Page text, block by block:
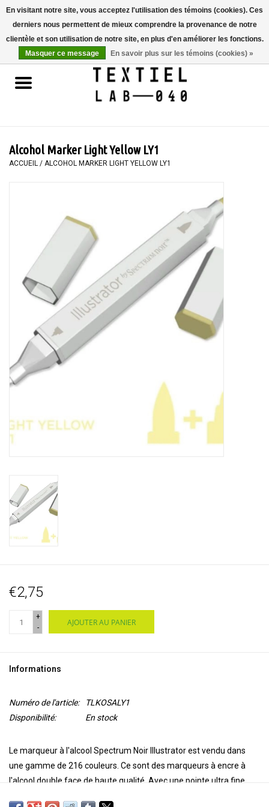
Accueil
LIVRES
PEINTURE
WORKSHOPS
SPECIALS
OUTILS
Alcohol Marker Light Yellow LY1
ACCUEIL / ALCOHOL MARKER LIGHT YELLOW LY1
€2,75
+
-
AJOUTER AU PANIER
Informations
Numéro de l'article:
TLKOSALY1
Disponibilité:
En stock
Le marqueur à l'alcool Spectrum Noir Illustrator est vendu dans
une gamme de 216 couleurs. Ce sont des marqueurs à encre à
l'alcool double face de haute qualité. Avec une pointe ultra fine
En visitant notre site, vous acceptez l'utilisation des témoins (cookies). Ces
derniers nous permettent de mieux comprendre la provenance de notre
clientèle et son utilisation de notre site, en plus d'en améliorer les fonctions.
Masquer ce message
En savoir plus sur les témoins (cookies) »